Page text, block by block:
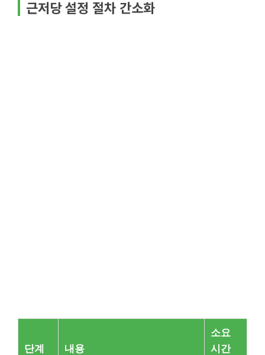
근저당 설정 절차 간소화
단계 내용
소요
시간